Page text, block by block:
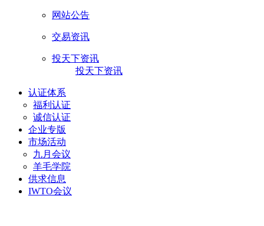
网站公告
交易资讯
投天下资讯
投天下资讯
认证体系
福利认证
诚信认证
企业专版
市场活动
九月会议
羊毛学院
供求信息
IWTO会议